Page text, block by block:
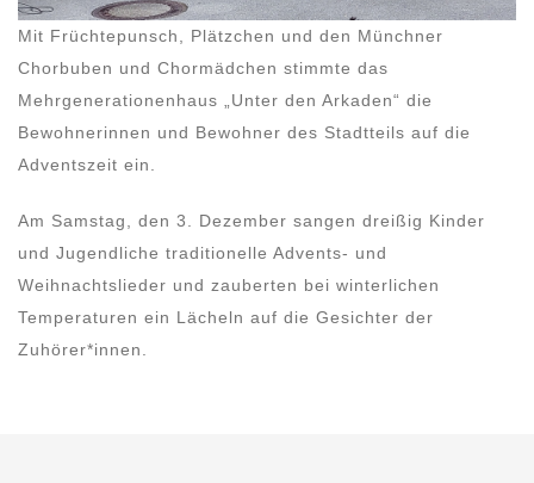
Mit Früchtepunsch, Plätzchen und den Münchner
Chorbuben und Chormädchen stimmte das
Mehrgenerationenhaus „Unter den Arkaden“ die
Bewohnerinnen und Bewohner des Stadtteils auf die
Adventszeit ein.
Am Samstag, den 3. Dezember sangen dreißig Kinder
und Jugendliche traditionelle Advents- und
Weihnachtslieder und zauberten bei winterlichen
Temperaturen ein Lächeln auf die Gesichter der
Zuhörer*innen.